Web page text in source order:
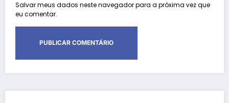
Salvar meus dados neste navegador para a próxima vez que
eu comentar.